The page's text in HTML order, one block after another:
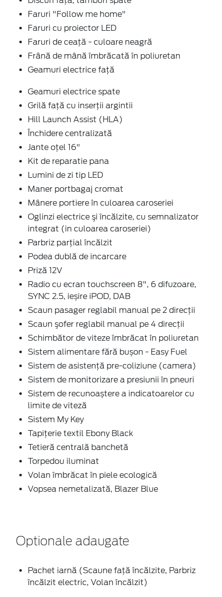
Faruri "Follow me home"
Faruri cu proiector LED
Faruri de ceață - culoare neagră
Frână de mână îmbrăcată în poliuretan
Geamuri electrice faţă
Geamuri electrice spate
Grilă față cu inserţii argintii
Hill Launch Assist (HLA)
Închidere centralizată
Jante oțel 16"
Kit de reparatie pana
Lumini de zi tip LED
Maner portbagaj cromat
Mânere portiere în culoarea caroseriei
Oglinzi electrice şi încălzite, cu semnalizator
integrat (in culoarea caroseriei)
Parbriz parţial încălzit
Podea dublă de incarcare
Priză 12V
Radio cu ecran touchscreen 8", 6 difuzoare,
SYNC 2.5, ieșire iPOD, DAB
Scaun pasager reglabil manual pe 2 direcţii
Scaun şofer reglabil manual pe 4 direcţii
Schimbător de viteze îmbrăcat în poliuretan
Sistem alimentare fără bușon - Easy Fuel
Sistem de asistenţă pre-coliziune (camera)
Sistem de monitorizare a presiunii în pneuri
Sistem de recunoaștere a indicatoarelor cu
limite de viteză
Sistem My Key
Tapițerie textil Ebony Black
Tetieră centrală banchetă
Torpedou iluminat
Volan îmbrăcat în piele ecologică
Vopsea nemetalizată, Blazer Blue
Optionale adaugate
Pachet iarnă (Scaune faţă încălzite, Parbriz
încălzit electric, Volan încălzit)